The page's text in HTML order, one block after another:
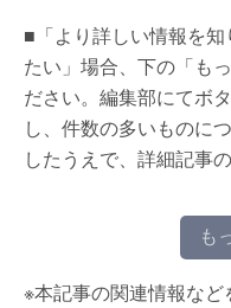
■「より詳しい情報を
たい」場合、下の「も
ださい。編集部にてボ
し、件数の多いものに
したうえで、詳細記事
も
※本記事の関連情報な